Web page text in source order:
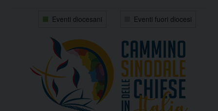
Eventi diocesani Eventi fuori diocesi